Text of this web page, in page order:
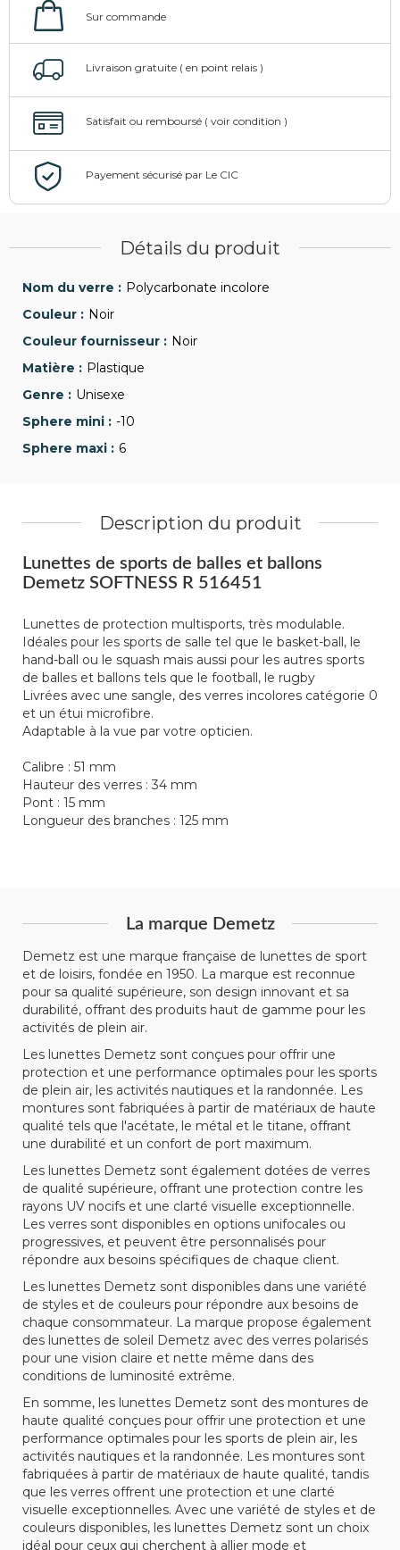
Détails du produit
Polycarbonate incolore
Noir
Noir
Plastique
Unisexe
-10
6
Description du produit
Lunettes de sports de balles et ballons
Demetz SOFTNESS R 516451
Lunettes de protection multisports, très modulable.
Idéales pour les sports de salle tel que le basket-ball, le
hand-ball ou le squash mais aussi pour les autres sports
de balles et ballons tels que le football, le rugby
Livrées avec une sangle, des verres incolores catégorie 0
et un étui microfibre.
Adaptable à la vue par votre opticien.
Calibre : 51 mm
Hauteur des verres : 34 mm
Pont : 15 mm
Longueur des branches : 125 mm
La marque Demetz
Demetz est une marque française de lunettes de sport
et de loisirs, fondée en 1950. La marque est reconnue
pour sa qualité supérieure, son design innovant et sa
durabilité, offrant des produits haut de gamme pour les
activités de plein air.
Les lunettes Demetz sont conçues pour offrir une
protection et une performance optimales pour les sports
de plein air, les activités nautiques et la randonnée. Les
montures sont fabriquées à partir de matériaux de haute
qualité tels que l'acétate, le métal et le titane, offrant
une durabilité et un confort de port maximum.
Les lunettes Demetz sont également dotées de verres
de qualité supérieure, offrant une protection contre les
rayons UV nocifs et une clarté visuelle exceptionnelle.
Les verres sont disponibles en options unifocales ou
progressives, et peuvent être personnalisés pour
répondre aux besoins spécifiques de chaque client.
Les lunettes Demetz sont disponibles dans une variété
de styles et de couleurs pour répondre aux besoins de
chaque consommateur. La marque propose également
des lunettes de soleil Demetz avec des verres polarisés
pour une vision claire et nette même dans des
conditions de luminosité extrême.
En somme, les lunettes Demetz sont des montures de
haute qualité conçues pour offrir une protection et une
performance optimales pour les sports de plein air, les
activités nautiques et la randonnée. Les montures sont
fabriquées à partir de matériaux de haute qualité, tandis
que les verres offrent une protection et une clarté
visuelle exceptionnelles. Avec une variété de styles et de
couleurs disponibles, les lunettes Demetz sont un choix
idéal pour ceux qui cherchent à allier mode et